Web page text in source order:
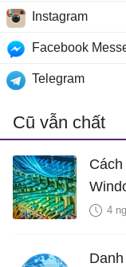
Instagram
Facebook
Telegram
Cũ vẫn chất
4